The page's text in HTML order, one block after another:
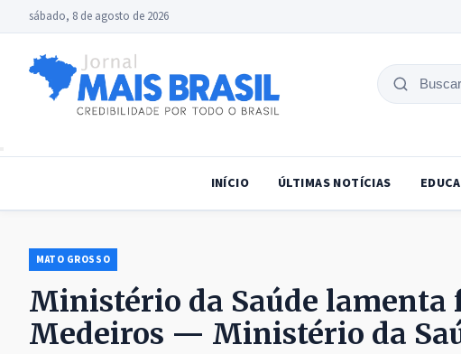
sábado, 8 de agosto de 2026
Buscar
INÍCIO ÚLTIMAS NOTÍCIAS
MATO GROSSO
Ministério da Saúde lamenta
Medeiros — Ministério da